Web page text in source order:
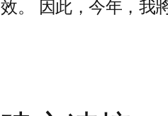
效。 因此，今年，我